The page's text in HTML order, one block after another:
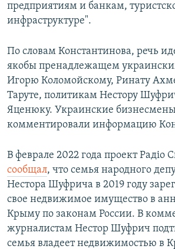
предприятиям и банкам,
инфраструктуре".
По словам Константинова, речь
якобы пренадлежащем
Игорю Коломойскому, Ринату
Таруте, политикам Нестору
Яценюку. Украинские
комментировали информацию
В феврале 2022 года проект Радіо
сообщал, что семья народного
Нестора Шуфрича в 2019 году
свое недвижимое имущество в
Крыму по законам России. В
журналистам Нестор Шуфрич
семья владеет недвижимостью в